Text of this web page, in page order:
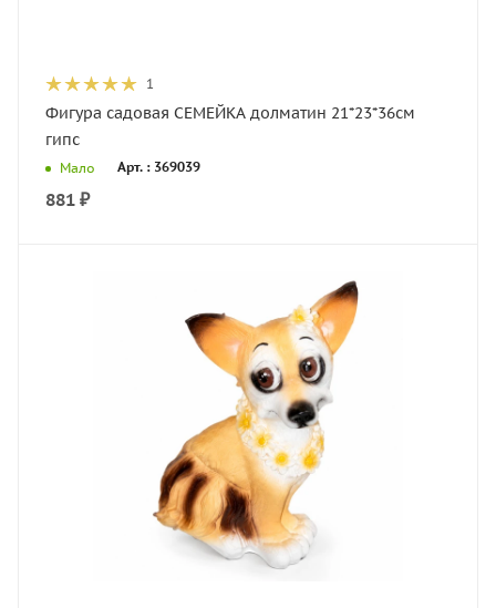
1
Фигура садовая СЕМЕЙКА долматин 21*23*36см
гипс
Мало Арт. : 369039
881 ₽